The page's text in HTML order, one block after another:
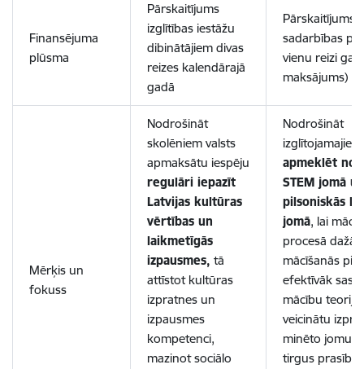
Finansējuma
plūsma
Pārskaitījums
izglītības iestāžu
dibinātājiem divas
reizes kalendārajā
gadā
Pārskaitījums
sadarbības
vienu reizi
maksājums)
Mērķis un
fokuss
Nodrošināt
skolēniem valsts
apmaksātu iespēju
regulāri iepazīt
Latvijas kultūras
vērtības un
laikmetīgās
izpausmes, tā
attīstot kultūras
izpratnes un
izpausmes
kompetenci,
mazinot sociālo
Nodrošināt
apmeklēt
STEM jomā un
pilsoniskās
jomā, lai
procesā
mācīšanās
efektīvāk
mācību
veicinātu
minēto jomu
tirgus